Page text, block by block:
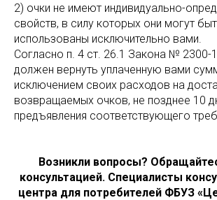
2) очки не имеют индивидуально-
свойств, в силу которых они могут
использованы исключительно вами.
Согласно п. 4 ст. 26.1 Закона № 2300-
должен вернуть уплаченную вами
исключением своих расходов на
возвращаемых очков, не позднее 10
предъявления соответствующего
Возникли вопросы?
консультацией. Специалисты
центра для потребителей ФБУЗ